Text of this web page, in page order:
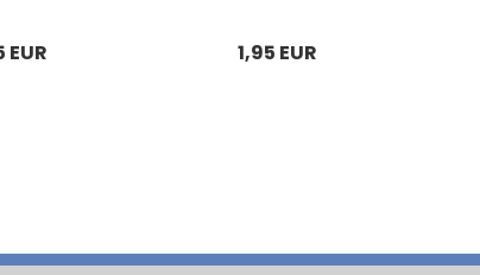
EUR 1,95 EUR